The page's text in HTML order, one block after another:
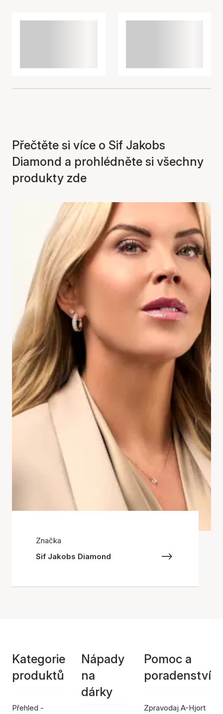
Přečtěte si více o Sif Jakobs
Diamond a prohlédněte si všechny
produkty zde
Značka
Sif Jakobs Diamond
Kategorie
produktů
Přehled -
Nápady
na
dárky
Pomoc a
poradenství
Zpravodaj A-Hjort